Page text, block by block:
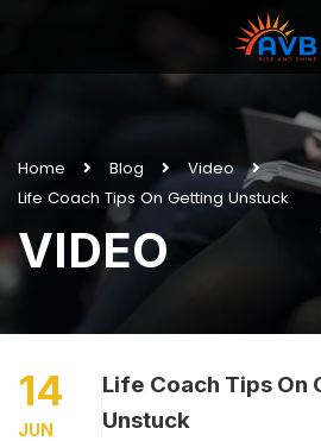
Home Blog
Video
Life Coach Tips On Getting Unstuck
VIDEO
14
JUN
Life Coach Tips On
Unstuck